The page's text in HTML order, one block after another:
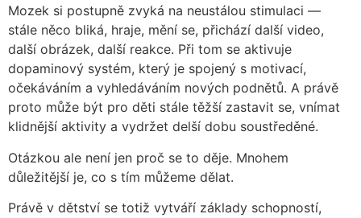
Mozek si postupně zvyká na neustálou stimulaci —
stále něco bliká, hraje, mění se, přichází další video,
další obrázek, další reakce. Při tom se aktivuje
dopaminový systém, který je spojený s motivací,
očekáváním a vyhledáváním nových podnětů. A právě
proto může být pro děti stále těžší zastavit se, vnímat
klidnější aktivity a vydržet delší dobu soustředěné.
Otázkou ale není jen proč se to děje. Mnohem
důležitější je, co s tím můžeme dělat.
Právě v dětství se totiž vytváří základy schopností,